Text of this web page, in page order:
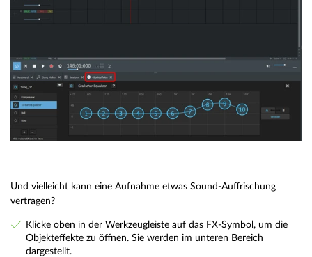
Und vielleicht kann eine Aufnahme etwas Sound-Auffrischung
vertragen?
Klicke oben in der Werkzeugleiste auf das FX-Symbol, um die
Objekteffekte zu öffnen. Sie werden im unteren Bereich
dargestellt.